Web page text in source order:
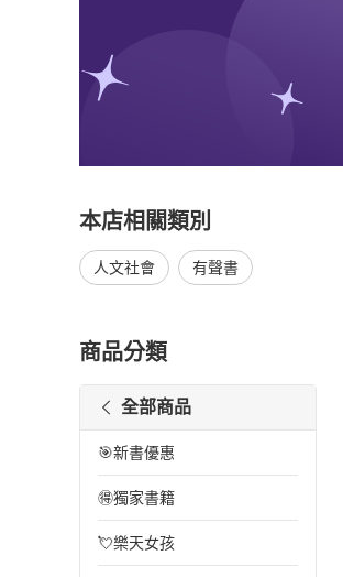
本店相關類別
人文社會 有聲書
商品分類
全部商品
🎯新書優惠
🉐獨家書籍
💘樂天女孩